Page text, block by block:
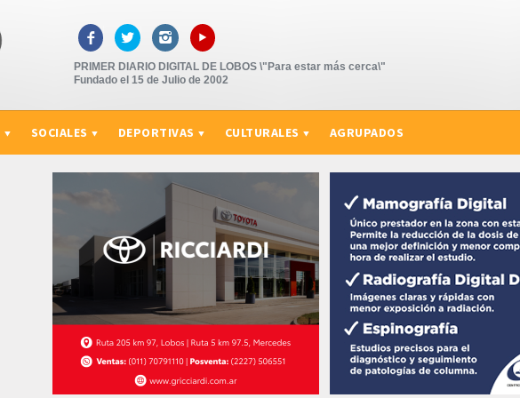
   ▸
PRIMER DIARIO DIGITAL DE LOBOS \"Para estar más cerca\"
Fundado el 15 de Julio de 2002
SOCIALES DEPORTIVAS CULTURALES AGRUPADOS